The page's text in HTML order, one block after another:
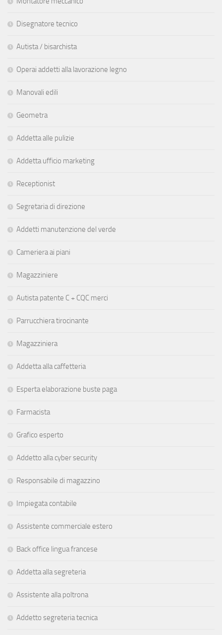
Disegnatore tecnico
Autista / bisarchista
Operai addetti alla lavorazione legno
Manovali edili
Geometra
Addetta alle pulizie
Addetta ufficio marketing
Receptionist
Segretaria di direzione
Addetti manutenzione del verde
Cameriera ai piani
Magazziniere
Autista patente C + CQC merci
Parrucchiera tirocinante
Magazziniera
Addetta alla caffetteria
Esperta elaborazione buste paga
Farmacista
Grafico esperto
Addetto alla cyber security
Responsabile di magazzino
Impiegata contabile
Assistente commerciale estero
Back office lingua francese
Addetta alla segreteria
Assistente alla poltrona
Addetto segreteria tecnica